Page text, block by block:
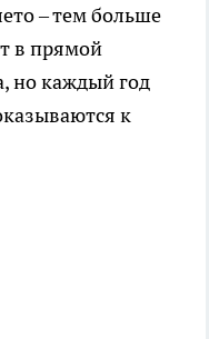
– тем больше
в прямой
но каждый год
к